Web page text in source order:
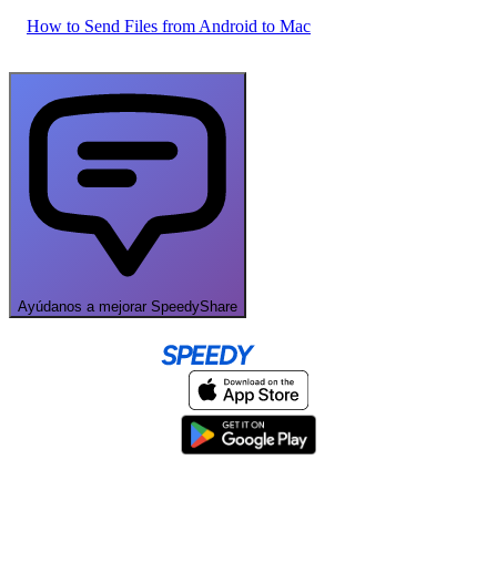
How to Send Files from Android to Mac
Ayúdanos a mejorar SpeedyShare